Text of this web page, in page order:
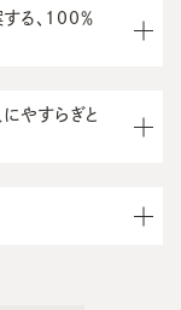
る、100％
やすらぎと